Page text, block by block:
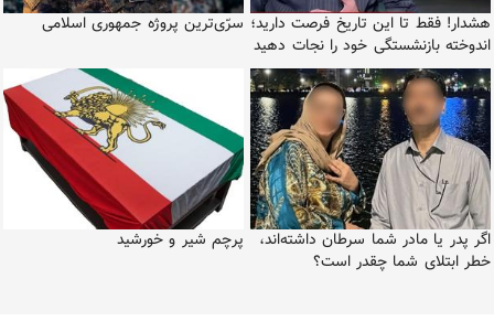
سرّی‌ترین پروژه جمهوری اسلامی هشدار! فقط تا این تاریخ فرصت دارید؛
اندوخته بازنشستگی خود را نجات دهید
پرچم شیر و خورشید
اگر پدر یا مادر شما سرطان داشته‌اند،
خطر ابتلای شما چقدر است؟